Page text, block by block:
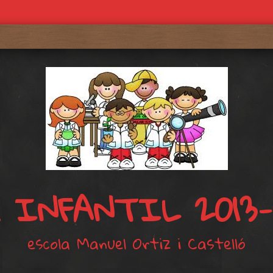
INFANTIL
escola Manuel Ortiz i Castelló